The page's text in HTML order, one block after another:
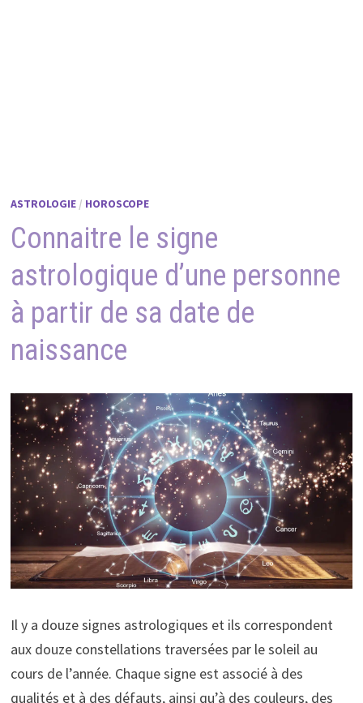
ASTROLOGIE/ HOROSCOPE
Connaitre le signe
astrologique d’une personne
à partir de sa date de
naissance
Il y a douze signes astrologiques et ils correspondent
aux douze constellations traversées par le soleil au
cours de l’année. Chaque signe est associé à des
qualités et à des défauts, ainsi qu’à des couleurs, des